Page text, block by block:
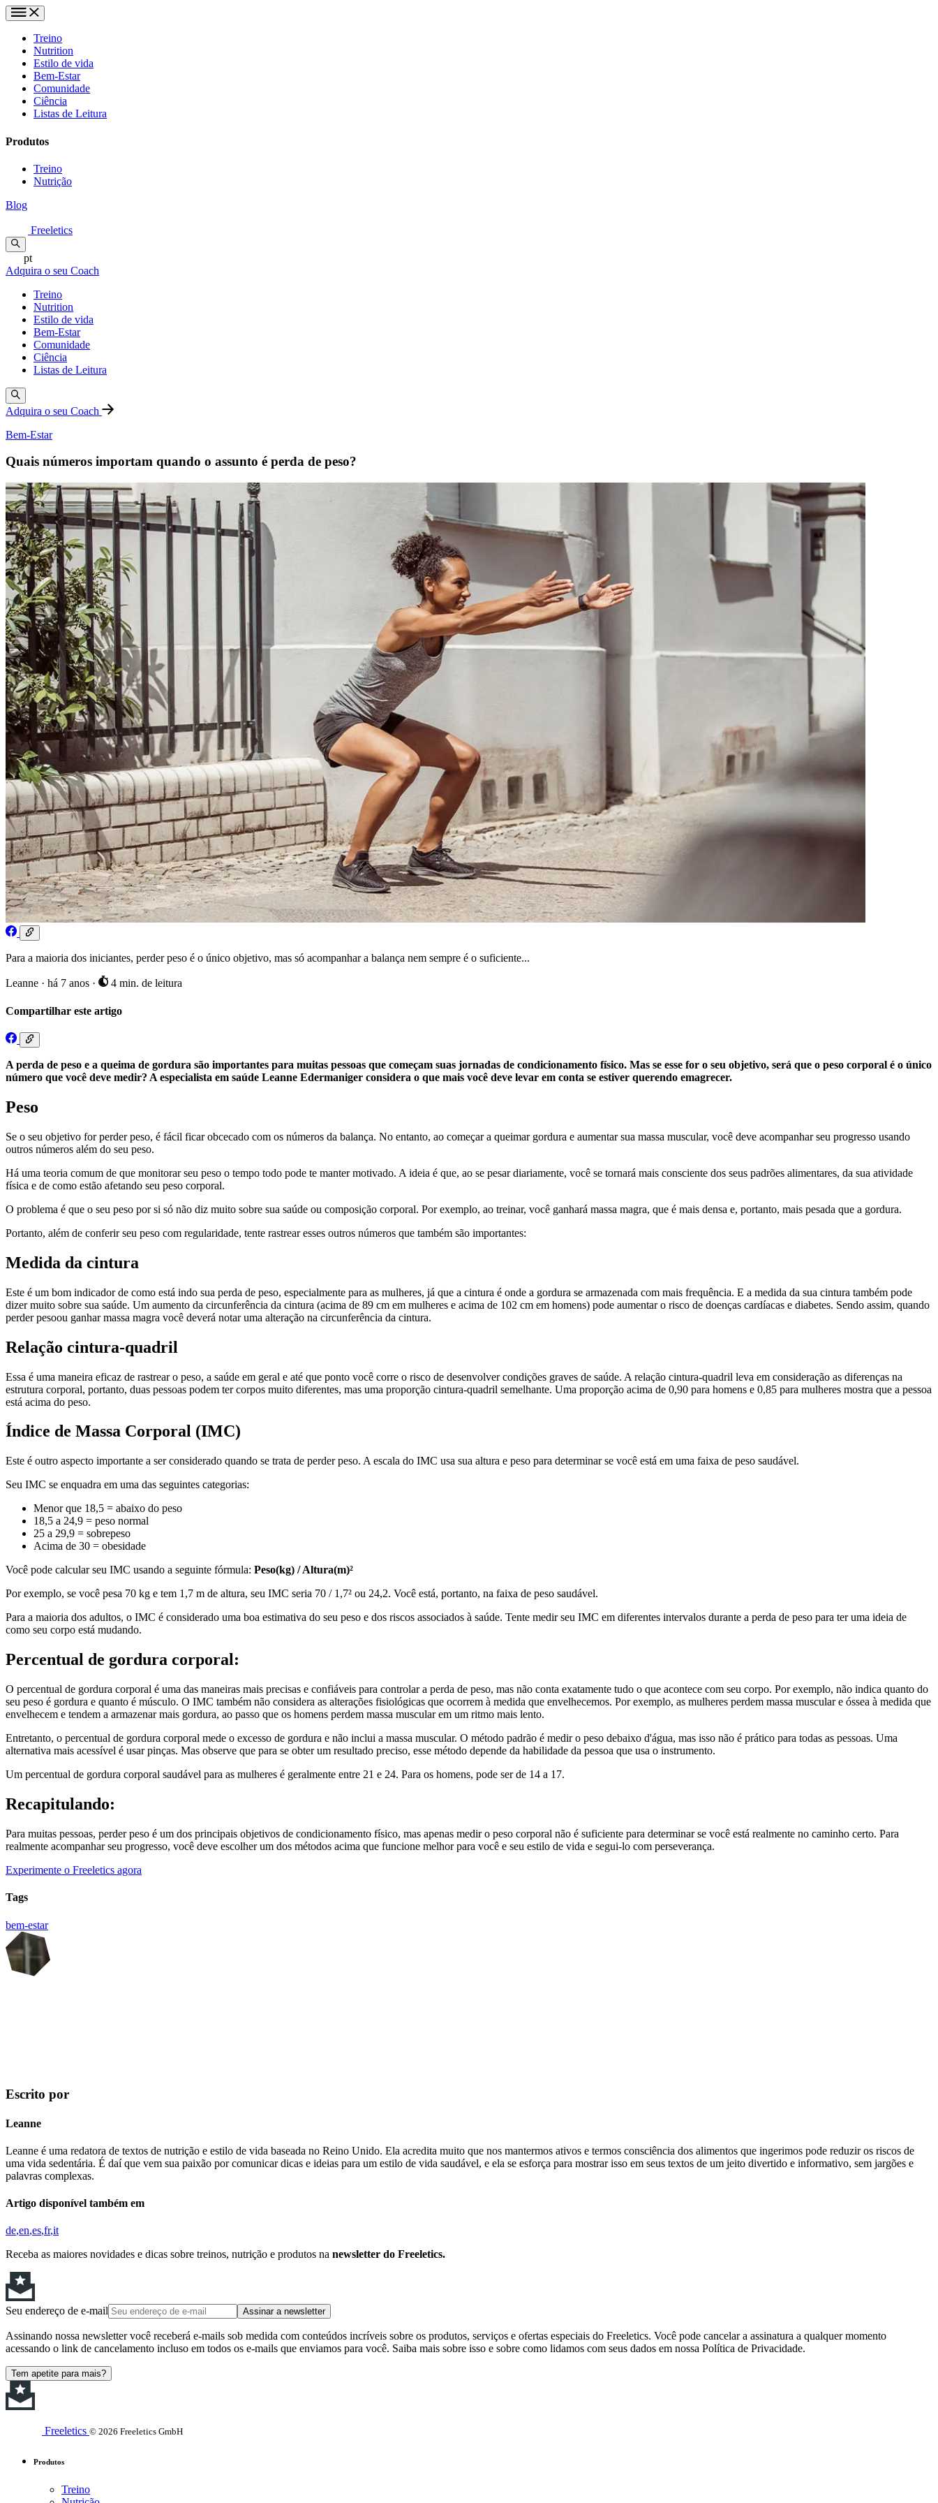
Treino
Nutrition
Estilo de vida
Bem-Estar
Comunidade
Ciência
Listas de Leitura
Produtos
Treino
Nutrição
Blog
Freeletics
pt
Adquira o seu Coach
Treino
Nutrition
Estilo de vida
Bem-Estar
Comunidade
Ciência
Listas de Leitura
Adquira o seu Coach
Bem-Estar
Quais números importam quando o assunto é perda de peso?
Para a maioria dos iniciantes, perder peso é o único objetivo, mas só acompanhar a balança nem sempre é o suficiente...
Leanne · há 7 anos · 4 min. de leitura
Compartilhar este artigo
A perda de peso e a queima de gordura são importantes para muitas pessoas que começam suas jornadas de condicionamento físico. Mas se esse for o seu objetivo, será que o peso corporal é o único
número que você deve medir? A especialista em saúde Leanne Edermaniger considera o que mais você deve levar em conta se estiver querendo emagrecer.
Peso
Se o seu objetivo for perder peso, é fácil ficar obcecado com os números da balança. No entanto, ao começar a queimar gordura e aumentar sua massa muscular, você deve acompanhar seu progresso usando
outros números além do seu peso.
Há uma teoria comum de que monitorar seu peso o tempo todo pode te manter motivado. A ideia é que, ao se pesar diariamente, você se tornará mais consciente dos seus padrões alimentares, da sua atividade
física e de como estão afetando seu peso corporal.
O problema é que o seu peso por si só não diz muito sobre sua saúde ou composição corporal. Por exemplo, ao treinar, você ganhará massa magra, que é mais densa e, portanto, mais pesada que a gordura.
Portanto, além de conferir seu peso com regularidade, tente rastrear esses outros números que também são importantes:
Medida da cintura
Este é um bom indicador de como está indo sua perda de peso, especialmente para as mulheres, já que a cintura é onde a gordura se armazenada com mais frequência. E a medida da sua cintura também pode
dizer muito sobre sua saúde. Um aumento da circunferência da cintura (acima de 89 cm em mulheres e acima de 102 cm em homens) pode aumentar o risco de doenças cardíacas e diabetes. Sendo assim, quando
perder pesoou ganhar massa magra você deverá notar uma alteração na circunferência da cintura.
Relação cintura-quadril
Essa é uma maneira eficaz de rastrear o peso, a saúde em geral e até que ponto você corre o risco de desenvolver condições graves de saúde. A relação cintura-quadril leva em consideração as diferenças na
estrutura corporal, portanto, duas pessoas podem ter corpos muito diferentes, mas uma proporção cintura-quadril semelhante. Uma proporção acima de 0,90 para homens e 0,85 para mulheres mostra que a pessoa
está acima do peso.
Índice de Massa Corporal (IMC)
Este é outro aspecto importante a ser considerado quando se trata de perder peso. A escala do IMC usa sua altura e peso para determinar se você está em uma faixa de peso saudável.
Seu IMC se enquadra em uma das seguintes categorias:
Menor que 18,5 = abaixo do peso
18,5 a 24,9 = peso normal
25 a 29,9 = sobrepeso
Acima de 30 = obesidade
Você pode calcular seu IMC usando a seguinte fórmula: Peso(kg) / Altura(m)²
Por exemplo, se você pesa 70 kg e tem 1,7 m de altura, seu IMC seria 70 / 1,7² ou 24,2. Você está, portanto, na faixa de peso saudável.
Para a maioria dos adultos, o IMC é considerado uma boa estimativa do seu peso e dos riscos associados à saúde. Tente medir seu IMC em diferentes intervalos durante a perda de peso para ter uma ideia de
como seu corpo está mudando.
Percentual de gordura corporal:
O percentual de gordura corporal é uma das maneiras mais precisas e confiáveis para controlar a perda de peso, mas não conta exatamente tudo o que acontece com seu corpo. Por exemplo, não indica quanto do
seu peso é gordura e quanto é músculo. O IMC também não considera as alterações fisiológicas que ocorrem à medida que envelhecemos. Por exemplo, as mulheres perdem massa muscular e óssea à medida que
envelhecem e tendem a armazenar mais gordura, ao passo que os homens perdem massa muscular em um ritmo mais lento.
Entretanto, o percentual de gordura corporal mede o excesso de gordura e não inclui a massa muscular. O método padrão é medir o peso debaixo d'água, mas isso não é prático para todas as pessoas. Uma
alternativa mais acessível é usar pinças. Mas observe que para se obter um resultado preciso, esse método depende da habilidade da pessoa que usa o instrumento.
Um percentual de gordura corporal saudável para as mulheres é geralmente entre 21 e 24. Para os homens, pode ser de 14 a 17.
Recapitulando:
Para muitas pessoas, perder peso é um dos principais objetivos de condicionamento físico, mas apenas medir o peso corporal não é suficiente para determinar se você está realmente no caminho certo. Para
realmente acompanhar seu progresso, você deve escolher um dos métodos acima que funcione melhor para você e seu estilo de vida e segui-lo com perseverança.
Experimente o Freeletics agora
Tags
bem-estar
Escrito por
Leanne
Leanne é uma redatora de textos de nutrição e estilo de vida baseada no Reino Unido. Ela acredita muito que nos mantermos ativos e termos consciência dos alimentos que ingerimos pode reduzir os riscos de
uma vida sedentária. É daí que vem sua paixão por comunicar dicas e ideias para um estilo de vida saudável, e ela se esforça para mostrar isso em seus textos de um jeito divertido e informativo, sem jargões e
palavras complexas.
Artigo disponível também em
de en es fr it
Receba as maiores novidades e dicas sobre treinos, nutrição e produtos na newsletter do Freeletics.
Seu endereço de e-mail Assinar a newsletter
Assinando nossa newsletter você receberá e-mails sob medida com conteúdos incríveis sobre os produtos, serviços e ofertas especiais do Freeletics. Você pode cancelar a assinatura a qualquer momento
acessando o link de cancelamento incluso em todos os e-mails que enviamos para você. Saiba mais sobre isso e sobre como lidamos com seus dados em nossa Política de Privacidade.
Tem apetite para mais?
Freeletics © 2026 Freeletics GmbH
Produtos
Treino